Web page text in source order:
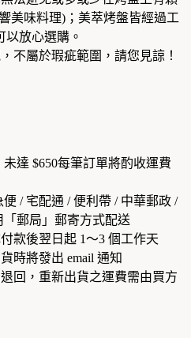
美味料理)；美萃烤盤皆經過工
以放心選購。
不屬於瑕疵範圍，請您見諒！
達 $650每筆訂單將酌收運費
/ 宅配通 / 便利帶 / 中華郵政 /
郵局」郵寄方式配送
款後翌日起 1～3 個工作天
時將發出 email 通知
回，重新出貨之運費需由買方